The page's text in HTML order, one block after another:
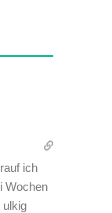
ich
Wochen
ulkig